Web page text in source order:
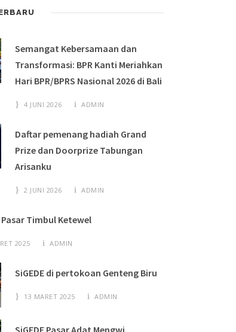
Semangat Kebersamaan dan
Transformasi: BPR Kanti Meriahkan
Hari BPR/BPRS Nasional 2026 di Bali
4 JUNI 2026 ADMIN
Daftar pemenang hadiah Grand
Prize dan Doorprize Tabungan
Arisanku
2 JUNI 2026 ADMIN
Pasar Timbul Ketewel
2025 ADMIN
SiGEDE di pertokoan Genteng Biru
13 MARET 2025 ADMIN
SiGEDE Pasar Adat Mengwi